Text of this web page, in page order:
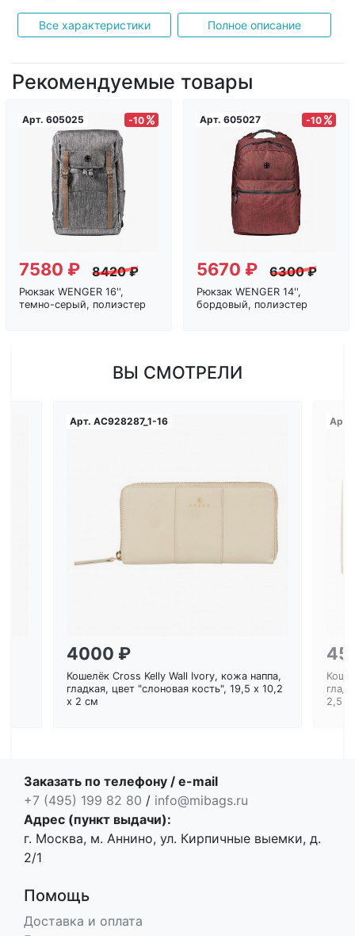
Все характеристики Полное описание
Рекомендуемые товары
Арт. 605025 -10
Загрузка...
7580 ₽ 8420 ₽
Рюкзак WENGER 16'',
темно-серый, полиэстер
Арт. 605027 -10
Загрузка...
5670 ₽ 6300 ₽
Рюкзак WENGER 14'',
бордовый, полиэстер
ВЫ СМОТРЕЛИ
Арт. AC928287_1-16
4000 ₽
Кошелёк Cross Kelly Wall Ivory, кожа наппа,
гладкая, цвет "слоновая кость", 19,5 x 10,2
x 2 см
Арт.
2,5
Заказать по телефону / e-mail
+7 (495) 199 82 80 / info@mibags.ru
Адрес (пункт выдачи):
г. Москва, м. Аннино, ул. Кирпичные выемки, д.
2/1
Помощь
Доставка и оплата